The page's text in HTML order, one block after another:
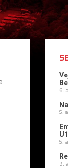
6.
5.
5.
3.